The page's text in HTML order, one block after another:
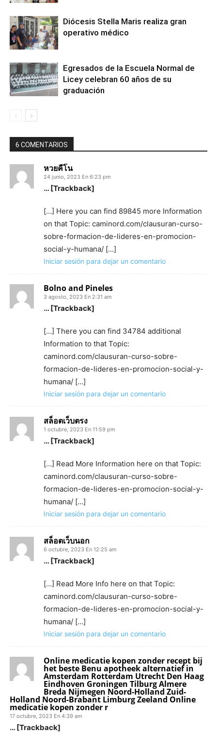
Diócesis Stella Maris realiza gran
operativo médico
Egresados de la Escuela Normal de
Licey celebran 60 años de su
graduación
6 COMENTARIOS
หวยคีโน
24 junio, 2023 En 6:23 pm
… [Trackback]
[…] Here you can find 89845 more Information
on that Topic: caminord.com/clausuran-curso-
sobre-formacion-de-lideres-en-promocion-
social-y-humana/ […]
Iniciar sesión para dejar un comentario
Bolno and Pineles
3 agosto, 2023 En 2:31 am
… [Trackback]
[…] There you can find 34784 additional
Information to that Topic:
caminord.com/clausuran-curso-sobre-
formacion-de-lideres-en-promocion-social-y-
humana/ […]
Iniciar sesión para dejar un comentario
สล็อตเว็บตรง
1 octubre, 2023 En 11:59 pm
… [Trackback]
[…] Read More Information here on that Topic:
caminord.com/clausuran-curso-sobre-
formacion-de-lideres-en-promocion-social-y-
humana/ […]
Iniciar sesión para dejar un comentario
สล็อตเว็บนอก
6 octubre, 2023 En 12:25 am
… [Trackback]
[…] Read More Info here on that Topic:
caminord.com/clausuran-curso-sobre-
formacion-de-lideres-en-promocion-social-y-
humana/ […]
Iniciar sesión para dejar un comentario
Online medicatie kopen zonder recept bij
het beste Benu apotheek alternatief in
Amsterdam Rotterdam Utrecht Den Haag
Eindhoven Groningen Tilburg Almere
Breda Nijmegen Noord-Holland Zuid-
Holland Noord-Brabant Limburg Zeeland Online
medicatie kopen zonder r
17 octubre, 2023 En 4:39 am
… [Trackback]